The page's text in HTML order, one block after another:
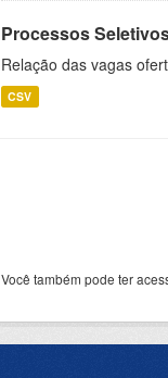
Processos
Relação das vagas
CSV
Você também pode ter